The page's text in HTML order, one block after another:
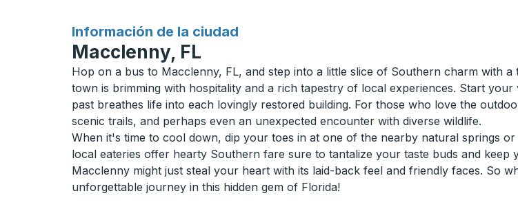
Información de la ciudad
para
Macclenny, FL
Hop on a bus to Macclenny, FL, and step into a little slice of Southern charm with
town is brimming with hospitality and a rich tapestry of local experiences. Start
past breathes life into each lovingly restored building. For those who love the
scenic trails, and perhaps even an unexpected encounter with diverse wildlife.
When it's time to cool down, dip your toes in at one of the nearby natural springs
local eateries offer hearty Southern fare sure to tantalize your taste buds and keep
Macclenny might just steal your heart with its laid-back feel and friendly faces. So
unforgettable journey in this hidden gem of Florida!